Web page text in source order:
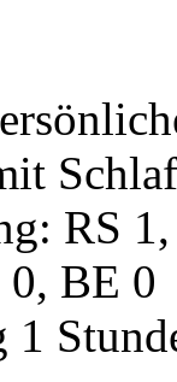
RS
0, BE 0
1